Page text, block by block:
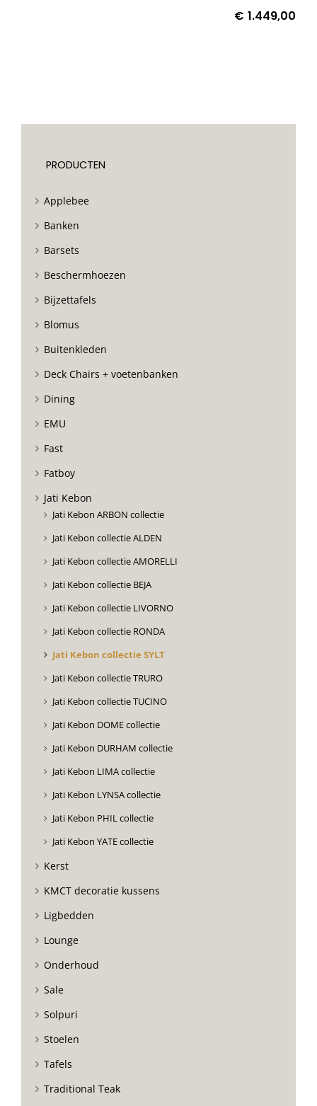
€ 1.449,00
PRODUCTEN
Applebee
Banken
Barsets
Beschermhoezen
Bijzettafels
Blomus
Buitenkleden
Deck Chairs + voetenbanken
Dining
EMU
Fast
Fatboy
Jati Kebon
Jati Kebon ARBON collectie
Jati Kebon collectie ALDEN
Jati Kebon collectie AMORELLI
Jati Kebon collectie BEJA
Jati Kebon collectie LIVORNO
Jati Kebon collectie RONDA
Jati Kebon collectie SYLT
Jati Kebon collectie TRURO
Jati Kebon collectie TUCINO
Jati Kebon DOME collectie
Jati Kebon DURHAM collectie
Jati Kebon LIMA collectie
Jati Kebon LYNSA collectie
Jati Kebon PHIL collectie
Jati Kebon YATE collectie
Kerst
KMCT decoratie kussens
Ligbedden
Lounge
Onderhoud
Sale
Solpuri
Stoelen
Tafels
Traditional Teak